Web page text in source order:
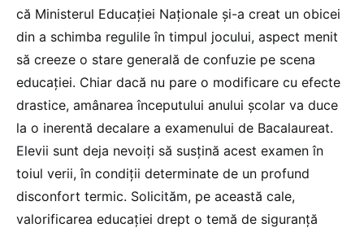
că Ministerul Educației Naționale și-a creat un obicei
din a schimba regulile în timpul jocului, aspect menit
să creeze o stare generală de confuzie pe scena
educației. Chiar dacă nu pare o modificare cu efecte
drastice, amânarea începutului anului școlar va duce
la o inerentă decalare a examenului de Bacalaureat.
Elevii sunt deja nevoiți să susțină acest examen în
toiul verii, în condiții determinate de un profund
disconfort termic. Solicităm, pe această cale,
valorificarea educației drept o temă de siguranță